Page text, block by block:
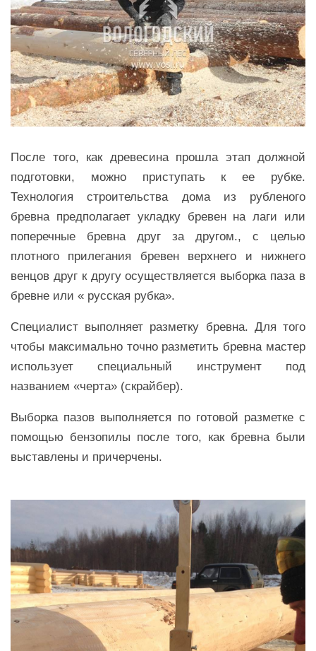
После того, как древесина прошла этап должной
подготовки, можно приступать к ее рубке.
Технология строительства дома из рубленого
бревна предполагает укладку бревен на лаги или
поперечные бревна друг за другом., с целью
плотного прилегания бревен верхнего и нижнего
венцов друг к другу осуществляется выборка паза в
бревне или « русская рубка».
Специалист выполняет разметку бревна. Для того
чтобы максимально точно разметить бревна мастер
использует специальный инструмент под
названием «черта» (скрайбер).
Выборка пазов выполняется по готовой разметке с
помощью бензопилы после того, как бревна были
выставлены и причерчены.